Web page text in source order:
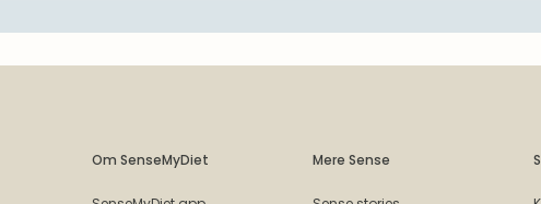
Om SenseMyDiet Mere Sense